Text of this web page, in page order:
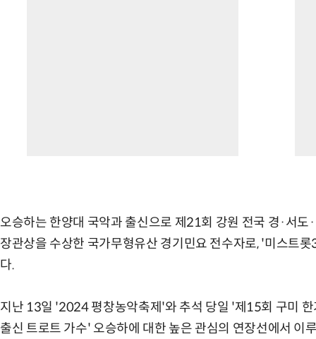
오승하는 한양대 국악과 출신으로 제21회 강원 전국 경·서
장관상을 수상한 국가무형유산 경기민요 전수자로, '미스트
다.
지난 13일 '2024 평창농악축제'와 추석 당일 '제15회 구미
출신 트로트 가수' 오승하에 대한 높은 관심의 연장선에서 이